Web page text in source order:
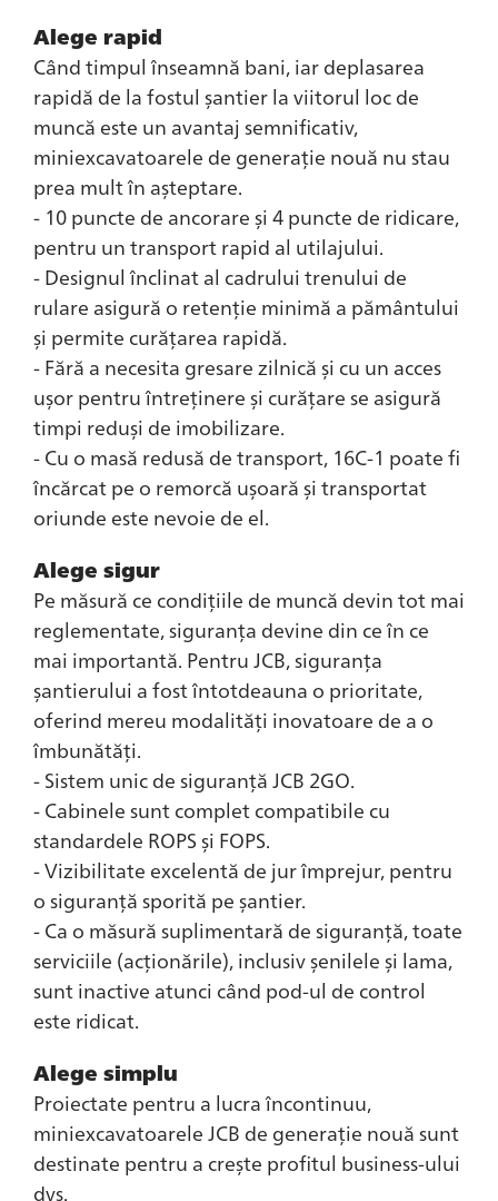
Alege rapid
Când timpul înseamnă bani, iar deplasarea
rapidă de la fostul șantier la viitorul loc de
muncă este un avantaj semnificativ,
miniexcavatoarele de generație nouă nu stau
prea mult în așteptare.
- 10 puncte de ancorare și 4 puncte de ridicare,
pentru un transport rapid al utilajului.
- Designul înclinat al cadrului trenului de
rulare asigură o retenție minimă a pământului
și permite curățarea rapidă.
- Fără a necesita gresare zilnică și cu un acces
ușor pentru întreținere și curățare se asigură
timpi reduși de imobilizare.
- Cu o masă redusă de transport, 16C-1 poate fi
încărcat pe o remorcă ușoară și transportat
oriunde este nevoie de el.
Alege sigur
Pe măsură ce condițiile de muncă devin tot mai
reglementate, siguranța devine din ce în ce
mai importantă. Pentru JCB, siguranța
șantierului a fost întotdeauna o prioritate,
oferind mereu modalități inovatoare de a o
îmbunătăți.
- Sistem unic de siguranță JCB 2GO.
- Cabinele sunt complet compatibile cu
standardele ROPS și FOPS.
- Vizibilitate excelentă de jur împrejur, pentru
o siguranță sporită pe șantier.
- Ca o măsură suplimentară de siguranță, toate
serviciile (acționările), inclusiv șenilele și lama,
sunt inactive atunci când pod-ul de control
este ridicat.
Alege simplu
Proiectate pentru a lucra încontinuu,
miniexcavatoarele JCB de generație nouă sunt
destinate pentru a crește profitul business-ului
dvs.